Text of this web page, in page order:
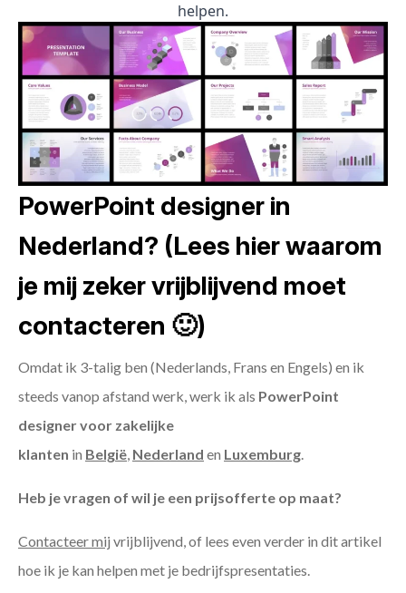
helpen.
PowerPoint designer in
Nederland? (Lees hier waarom
je mij zeker vrijblijvend moet
contacteren 🙂)
Omdat ik 3-talig ben (Nederlands, Frans en Engels) en ik
steeds vanop afstand werk, werk ik als PowerPoint
designer voor zakelijke
klanten in België, Nederland en Luxemburg.
Heb je vragen of wil je een prijsofferte op maat?
Contacteer mij vrijblijvend, of lees even verder in dit artikel
hoe ik je kan helpen met je bedrijfspresentaties.